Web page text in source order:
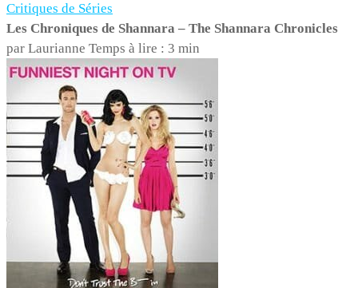
Critiques de Séries
Les Chroniques de Shannara – The Shannara Chronicles
par Laurianne Temps à lire : 3 min